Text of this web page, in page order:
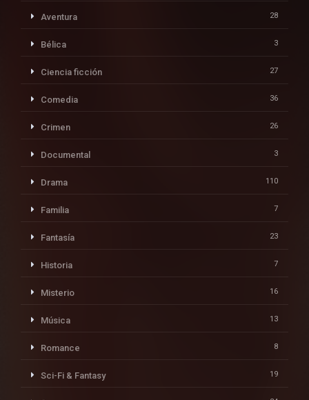
Aventura 28
Bélica 3
Ciencia ficción 27
Comedia 36
Crimen 26
Documental 3
Drama 110
Familia 7
Fantasía 23
Historia 7
Misterio 16
Música 13
Romance 8
Sci-Fi & Fantasy 19